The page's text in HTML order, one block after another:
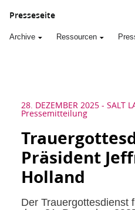
Presseseite
Archive Ressourcen
28. DEZEMBER 2025 - SALT
Pressemitteilung
Präsident
Holland
Der Trauergottesdienst